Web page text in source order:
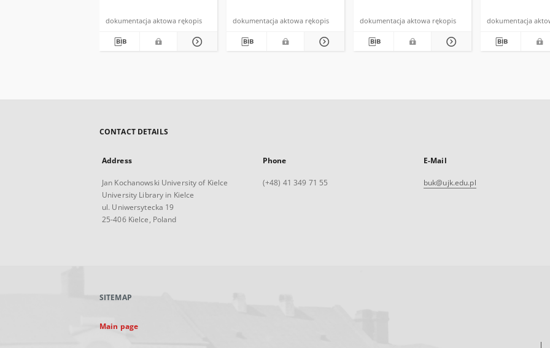
dokumentacja aktowa rękopis dokumentacja aktowa rękopis dokumentacja aktowa rękopis
CONTACT DETAILS
Address
Jan Kochanowski University of Kielce
University Library in Kielce
ul. Uniwersytecka 19
25-406 Kielce, Poland
Phone
(+48) 41 349 71 55
E-Mail
buk@ujk.edu.pl
SITEMAP
Main page